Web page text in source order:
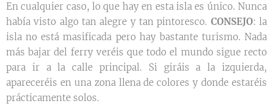
En cualquier caso, lo que hay en esta isla es único. Nunca
había visto algo tan alegre y tan pintoresco. CONSEJO: la
isla no está masificada pero hay bastante turismo. Nada
más bajar del ferry veréis que todo el mundo sigue recto
para ir a la calle principal. Si giráis a la izquierda,
apareceréis en una zona llena de colores y donde estaréis
prácticamente solos.